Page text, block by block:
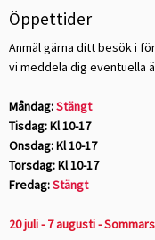
Öppettider
Anmäl gärna ditt besök i
vi meddela dig eventuella
Måndag:Stängt
Tisdag: Kl 10-17
Onsdag: Kl 10-17
Torsdag: Kl 10-17
Fredag:Stängt
20 juli - 7 augusti -